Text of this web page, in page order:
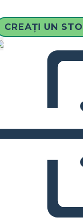
CREAȚI UN